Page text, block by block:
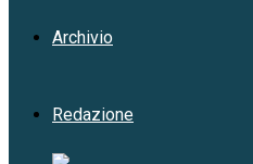
Archivio
Redazione